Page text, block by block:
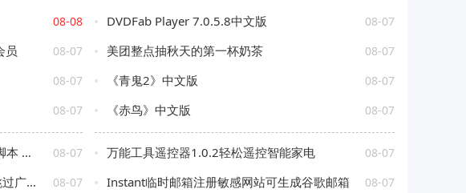
08-08 DVDFab Player 7.0.5.8中文版 08-07
员 08-07 美团整点抽秋天的第一杯奶茶 08-07
08-07 《青鬼2》中文版 08-07
08-07 《赤鸟》中文版 08-07
票 08-07 万能工具遥控器1.0.2轻松遥控智能家电 08-07
v2.6.0 08-07 Instant临时邮箱注册敏感网站可生成谷歌邮箱 08-07